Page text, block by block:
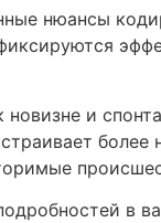
нюансы
и
в